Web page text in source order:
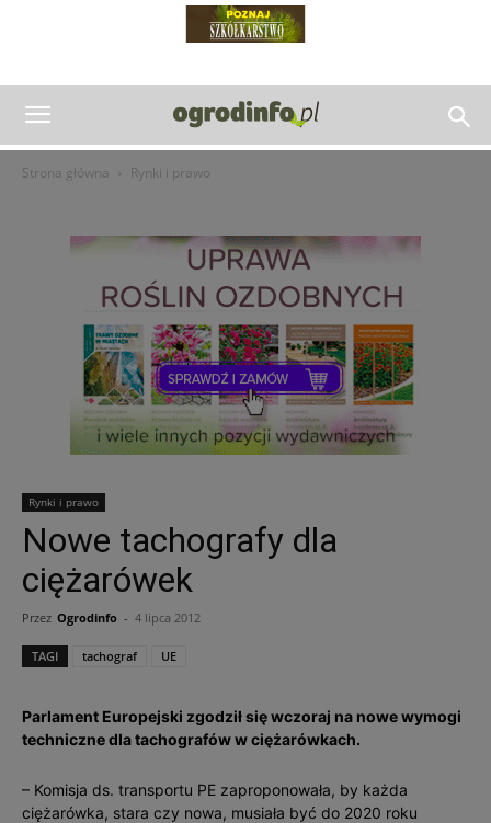
Strona główna Rynki i prawo
Rynki i prawo
Nowe tachografy dla
ciężarówek
Przez Ogrodinfo - 4 lipca 2012
TAGI tachograf UE
Parlament Europejski zgodził się wczoraj na nowe wymogi
techniczne dla tachografów w ciężarówkach.
– Komisja ds. transportu PE zaproponowała, by każda
ciężarówka, stara czy nowa, musiała być do 2020 roku